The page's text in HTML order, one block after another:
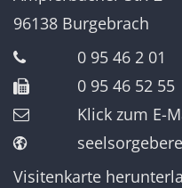
96138 Burgebrach
0 95 46 2 01
0 95 46 52 55
Klick zum E-
Visitenkarte